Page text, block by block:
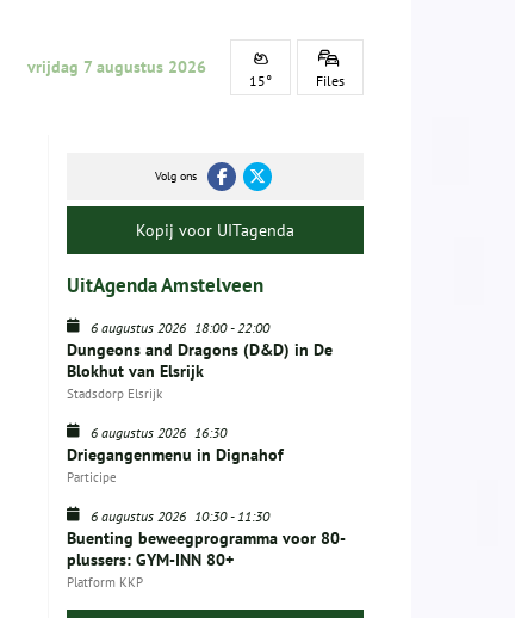
vrijdag 7 augustus 2026
15° Files
Volg ons
Kopij voor UITagenda
UitAgenda Amstelveen
6 augustus 2026 18:00-22:00
Dungeons and Dragons (D&D) in De
Blokhut van Elsrijk
Stadsdorp Elsrijk
6 augustus 2026 16:30
Driegangenmenu in Dignahof
Participe
6 augustus 2026 10:30-11:30
Buenting beweegprogramma voor 80-
plussers: GYM-INN 80+
Platform KKP